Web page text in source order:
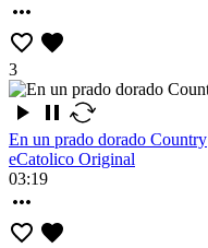
3
En un prado dorado Country
eCatolico Original
03:19